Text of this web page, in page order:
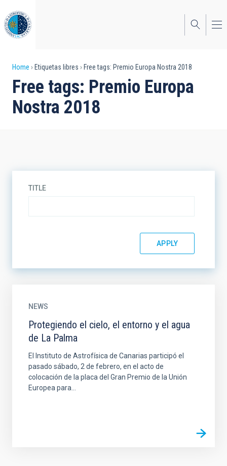
to
main
content
Breadcrumb
Home Etiquetas libres Free tags: Premio Europa Nostra 2018
Free tags: Premio Europa
Nostra 2018
TITLE
NEWS
Protegiendo el cielo, el entorno y el agua
de La Palma
El Instituto de Astrofísica de Canarias participó el
pasado sábado, 2 de febrero, en el acto de
colocación de la placa del Gran Premio de la Unión
Europea para...